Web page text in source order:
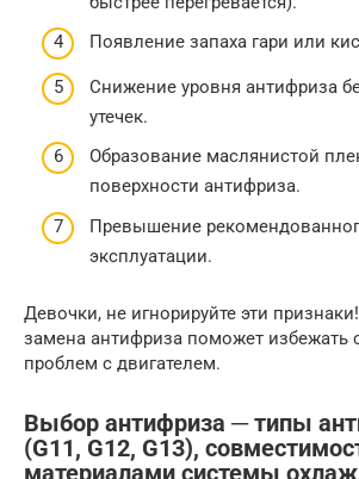
Появление запаха гари или
Снижение уровня антифриза
утечек.
Образование маслянистой
поверхности антифриза.
Превышение
эксплуатации.
Девочки, не игнорируйте эти
замена антифриза поможет избежать
проблем с двигателем.
Выбор антифриза ─ типы
(G11, G12, G13),
материалами системы